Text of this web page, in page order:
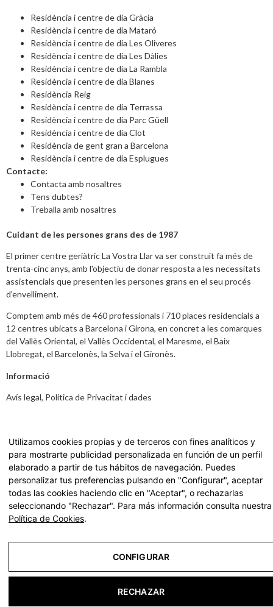
Residència i centre de dia Gràcia
Residència i centre de dia Mataró
Residència i centre de dia Les Oliveres
Residència i centre de dia Les Dàlies
Residència i centre de dia La Rambla
Residència i centre de dia Blanes
Residència Reig
Residència i centre de dia Terrassa
Residència i centre de dia Parc Güell
Residència i centre de dia Clot
Residència de gent gran a Barcelona
Residència i centre de dia Esplugues
Contacte:
Contacta amb nosaltres
Tens dubtes?
Treballa amb nosaltres
Cuidant de les persones grans des de 1987
El primer centre geriàtric La Vostra Llar va ser construït fa més de
trenta-cinc anys, amb l'objectiu de donar resposta a les necessitats
assistencials que presenten les persones grans en el seu procés
d'envelliment.
Comptem amb més de 460 professionals i 710 places residencials a
12 centres ubicats a Barcelona i Girona, en concret a les comarques
del Vallès Oriental, el Vallès Occidental, el Maresme, el Baix
Llobregat, el Barcelonès, la Selva i el Gironès.
Informació
Avís legal, Política de Privacitat i dades
Accedeix a la nostra Carta de Serveis fentclick aquí.
© 2022 residències geriàtriques per a les persones grans |
La Vostra Llar - Tots els drets reservats
Utilizamos cookies propias y de terceros con fines analíticos y
para mostrarte publicidad personalizada en función de un perfil
elaborado a partir de tus hábitos de navegación. Puedes
personalizar tus preferencias pulsando en "Configurar", aceptar
todas las cookies haciendo clic en "Aceptar", o rechazarlas
seleccionando "Rechazar". Para más información consulta nuestra
Política de Cookies.
CONFIGURAR
RECHAZAR
Política de Privacitat
Política de Cookies
Configurar